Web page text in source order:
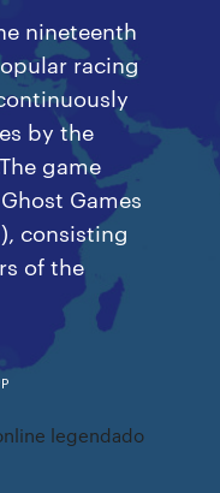
nineteenth
racing
by the
game
Games
consisting
of the
legendado